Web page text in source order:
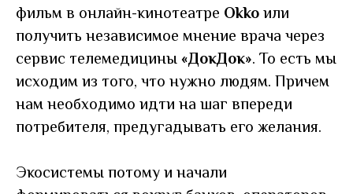
фильм в онлайн-кинотеатре Okko или
получить независимое мнение врача через
сервис телемедицины «ДокДок». То есть мы
исходим из того, что нужно людям. Причем
нам необходимо идти на шаг впереди
потребителя, предугадывать его желания.
Экосистемы потому и начали